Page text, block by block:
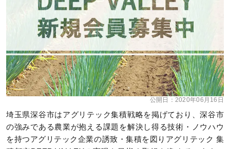
公開日： 2020年06月16日
埼玉県深谷市はアグリテック集積戦略を掲げており、深谷市
の強みである農業が抱える課題を解決し得る技術・ノウハウ
を持つアグリテック企業の誘致・集積を図りアグリテック 集